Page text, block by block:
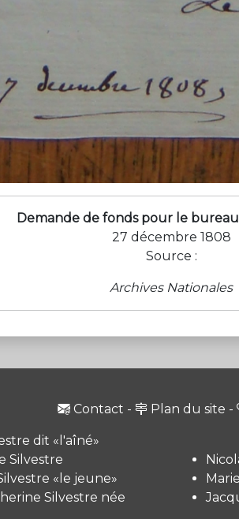
Demande de fonds pour le
27 décembre 1808
Source :
Archives Nationales
Contact - Plan du site -
dit «l'aîné»
Silvestre
«le jeune»
Silvestre née